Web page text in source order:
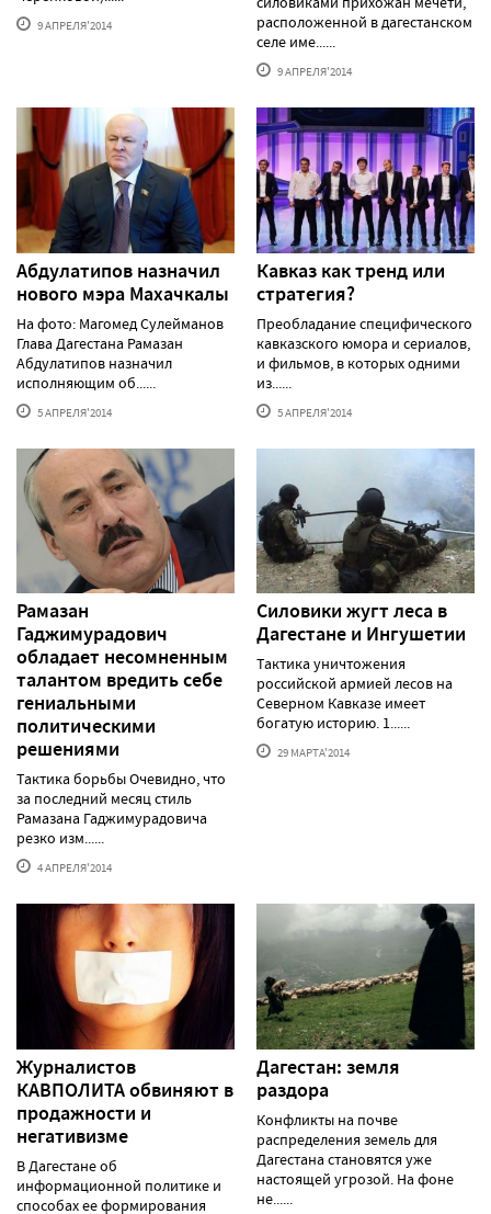
9 АПРЕЛЯ'2014
расположенной в дагестанском
селе име......
9 АПРЕЛЯ'2014
Абдулатипов назначил
нового мэра Махачкалы
На фото: Магомед Сулейманов
Глава Дагестана Рамазан
Абдулатипов назначил
исполняющим об......
5 АПРЕЛЯ'2014
Кавказ как тренд или
стратегия?
Преобладание специфического
кавказского юмора и сериалов,
и фильмов, в которых одними
из......
5 АПРЕЛЯ'2014
Рамазан
Гаджимурадович
обладает несомненным
талантом вредить себе
гениальными
политическими
решениями
Тактика борьбы Очевидно, что
за последний месяц стиль
Рамазана Гаджимурадовича
резко изм......
4 АПРЕЛЯ'2014
Силовики жугт леса в
Дагестане и Ингушетии
Тактика уничтожения
российской армией лесов на
Северном Кавказе имеет
богатую историю. 1......
29 МАРТА'2014
Журналистов
КАВПОЛИТА обвиняют в
продажности и
негативизме
В Дагестане об
информационной политике и
способах ее формирования
Дагестан: земля
раздора
Конфликты на почве
распределения земель для
Дагестана становятся уже
настоящей угрозой. На фоне
не......